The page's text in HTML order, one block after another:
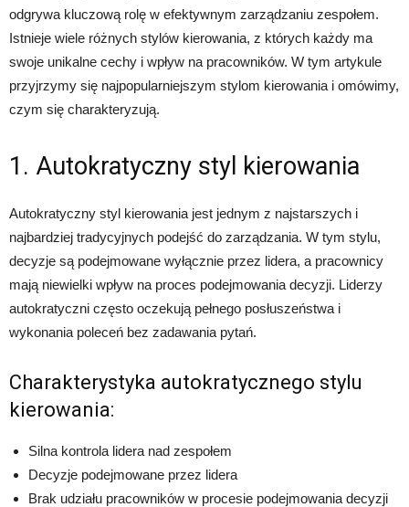
odgrywa kluczową rolę w efektywnym zarządzaniu zespołem.
Istnieje wiele różnych stylów kierowania, z których każdy ma
swoje unikalne cechy i wpływ na pracowników. W tym artykule
przyjrzymy się najpopularniejszym stylom kierowania i omówimy,
czym się charakteryzują.
1. Autokratyczny styl kierowania
Autokratyczny styl kierowania jest jednym z najstarszych i
najbardziej tradycyjnych podejść do zarządzania. W tym stylu,
decyzje są podejmowane wyłącznie przez lidera, a pracownicy
mają niewielki wpływ na proces podejmowania decyzji. Liderzy
autokratyczni często oczekują pełnego posłuszeństwa i
wykonania poleceń bez zadawania pytań.
Charakterystyka autokratycznego stylu
kierowania:
Silna kontrola lidera nad zespołem
Decyzje podejmowane przez lidera
Brak udziału pracowników w procesie podejmowania decyzji